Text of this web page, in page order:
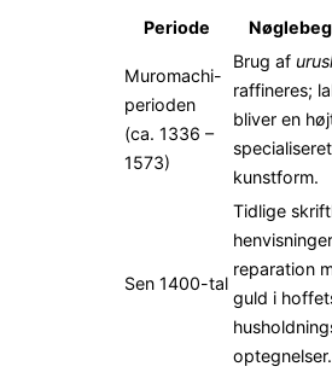
Periode
Muromachi-
perioden
(ca. 1336 –
1573)
Brug af
raffineres;
bliver en
specialiseret
kunstform.
Sen 1400-tal
Tidlige
reparation
guld i
optegnelser.